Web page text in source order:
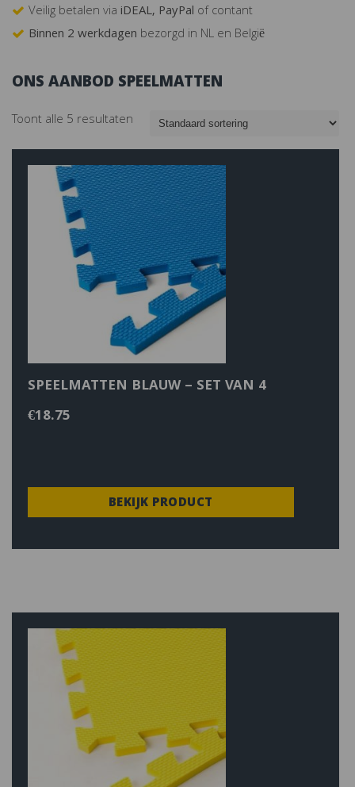
Veilig betalen via iDEAL, PayPal of contant
Binnen 2 werkdagen bezorgd in NL en België
ONS AANBOD SPEELMATTEN
Toont alle 5 resultaten
SPEELMATTEN BLAUW – SET VAN 4
€18.75
BEKIJK PRODUCT